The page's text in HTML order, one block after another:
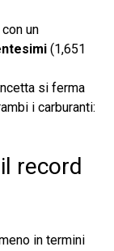
un
(1,651
si ferma
i carburanti:
record
in termini